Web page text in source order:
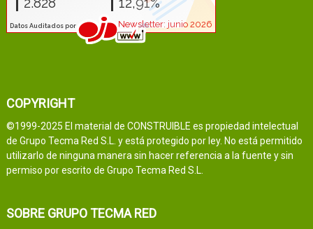
COPYRIGHT
©1999-2025 El material de CONSTRUIBLE es propiedad intelectual
de Grupo Tecma Red S.L. y está protegido por ley. No está permitido
utilizarlo de ninguna manera sin hacer referencia a la fuente y sin
permiso por escrito de Grupo Tecma Red S.L.
SOBRE GRUPO TECMA RED